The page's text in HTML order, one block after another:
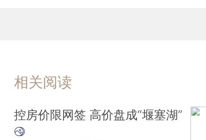
相关阅读
控房价限网签 高价盘成“堰塞湖”